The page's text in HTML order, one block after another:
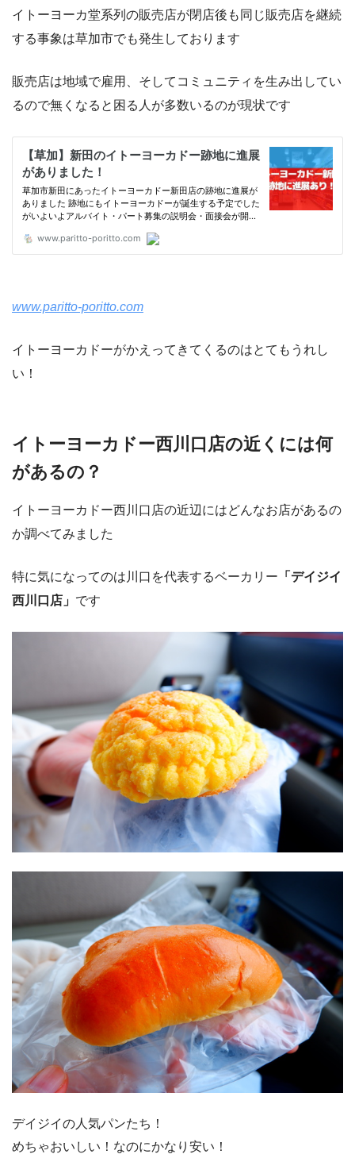
イトーヨーカ堂系列の販売店が閉店後も同じ販売店を継続
する事象は草加市でも発生しております
販売店は地域で雇用、そしてコミュニティを生み出してい
るので無くなると困る人が多数いるのが現状です
www.paritto-poritto.com
イトーヨーカドーがかえってきてくるのはとてもうれし
い！
イトーヨーカドー西川口店の近くには何
があるの？
イトーヨーカドー西川口店の近辺にはどんなお店があるの
か調べてみました
特に気になってのは川口を代表するベーカリー 「デイジイ
西川口店」 です
デイジイの人気パンたち！
めちゃおいしい！なのにかなり安い！